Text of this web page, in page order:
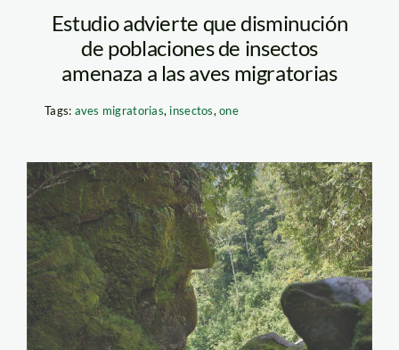
Estudio advierte que disminución
de poblaciones de insectos
amenaza a las aves migratorias
Tags: aves migratorias, insectos,one
rostro-harakbut-
diego-perez-spda